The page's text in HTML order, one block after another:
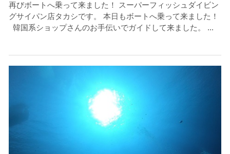
再びボートへ乗って来ました！ スーパーフィッシュダイビン
グサイパン店タカシです。 本日もボートへ乗って来ました！
韓国系ショップさんのお手伝いでガイドして来ました。 ...